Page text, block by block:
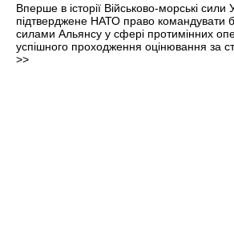
Вперше в історії Військово-морські сили
підтверджене НАТО право командувати
силами Альянсу у сфері протимінних
успішного проходження оцінювання за
>>